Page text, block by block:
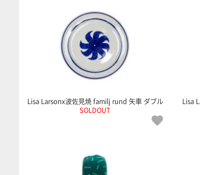
Lisa Larsonx波佐見焼 familj rund 矢車 ダブル
SOLDOUT
Lisa